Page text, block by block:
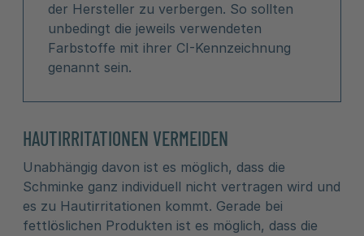
der Hersteller zu verbergen. So sollten
unbedingt die jeweils verwendeten
Farbstoffe mit ihrer CI-Kennzeichnung
genannt sein.
HAUTIRRITATIONEN VERMEIDEN
Unabhängig davon ist es möglich, dass die
Schminke ganz individuell nicht vertragen wird und
es zu Hautirritationen kommt. Gerade bei
fettlöslichen Produkten ist es möglich, dass die